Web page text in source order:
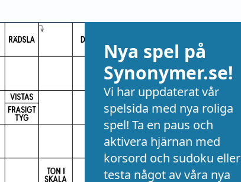
Nya spel på
Synonymer.se!
Vi har uppdaterat vår
spelsida med nya roliga
spel! Ta en paus och
aktivera hjärnan med
korsord och sudoku eller
testa något av våra nya